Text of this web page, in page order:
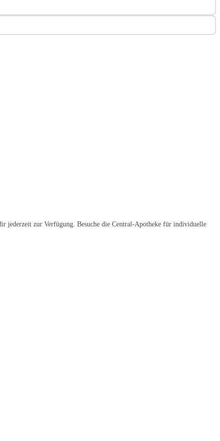
jederzeit zur Verfügung. Besuche die Central-Apotheke für individuelle